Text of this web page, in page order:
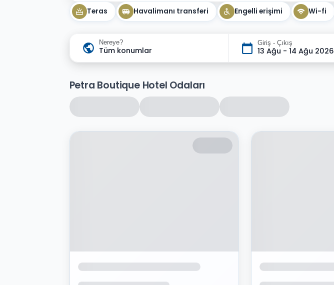
Teras Havalimanı transferi Engelli erişimi Wi-fi
Nereye?
Tüm konumlar
Giriş - Çıkış
13 Ağu - 14 Ağu 2026
Petra Boutique Hotel Odaları